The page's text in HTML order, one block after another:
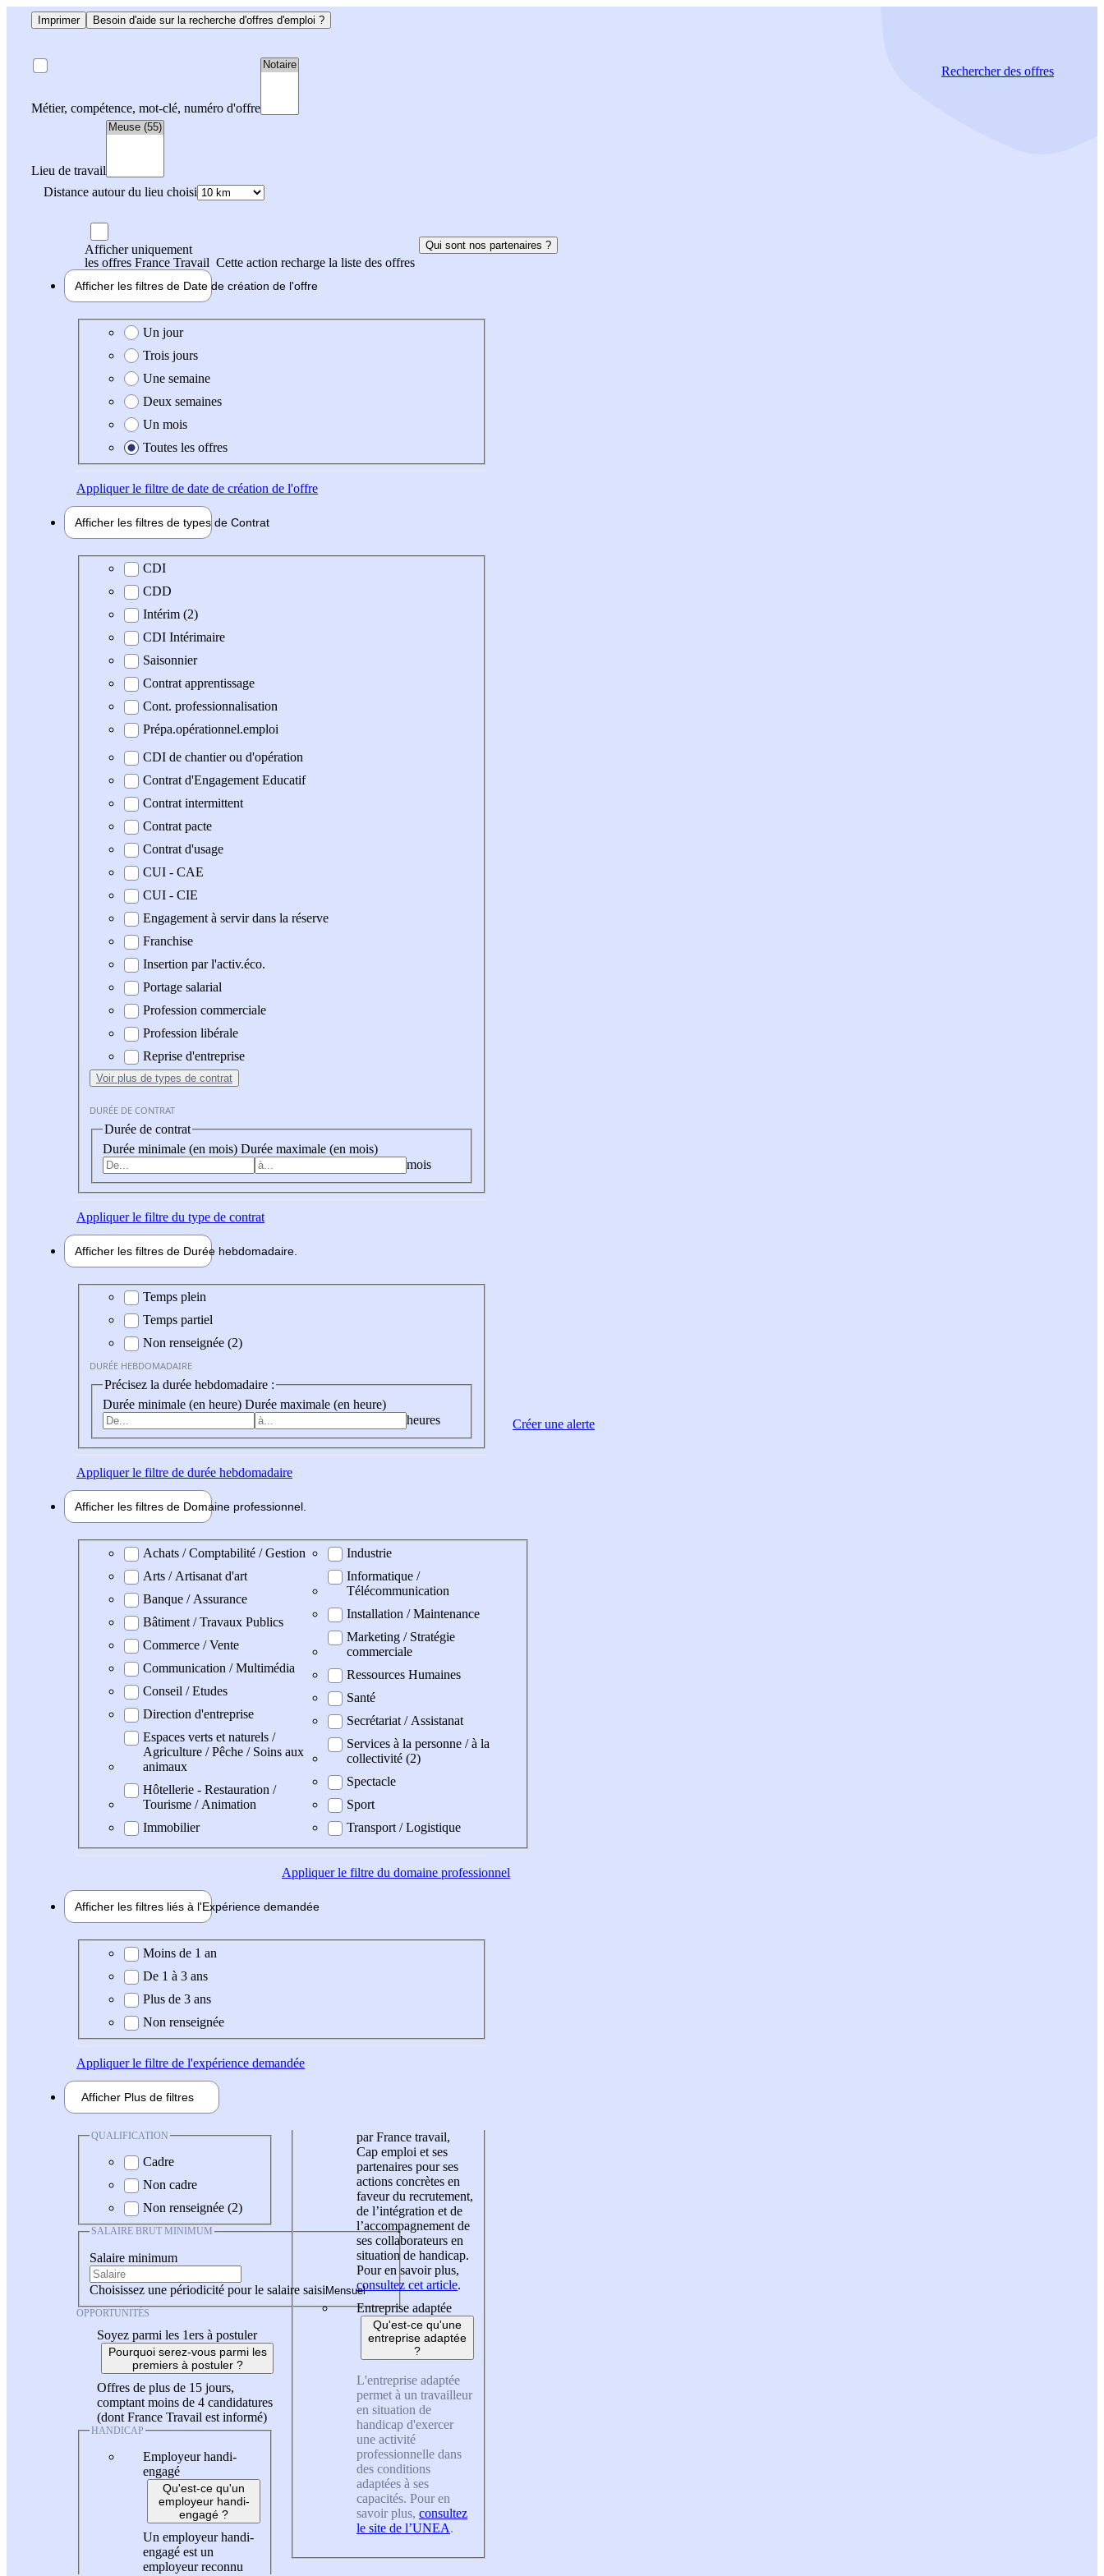
Imprimer Besoin d'aide sur la recherche d'offres d'emploi ?
Métier, compétence, mot-clé, numéro d'offre
Lieu de travail
Distance autour du lieu choisi
Rechercherdes offres
Afficher uniquement
les offres France Travail Cette action recharge la liste des offres
Qui sont nos partenaires ?
Afficher les filtres de Date de création de l'offre
Date de création de l'offre
Un jour
Trois jours
Une semaine
Deux semaines
Un mois
Toutes les offres
Appliquerle filtre de date de création de l'offre
Afficher les filtres de types de Contrat
Type de contrat
CDI
CDD
Intérim (2)
CDI Intérimaire
Saisonnier
Contrat apprentissage
Cont. professionnalisation
Prépa.opérationnel.emploi
CDI de chantier ou d'opération
Contrat d'Engagement Educatif
Contrat intermittent
Contrat pacte
Contrat d'usage
CUI - CAE
CUI - CIE
Engagement à servir dans la réserve
Franchise
Insertion par l'activ.éco.
Portage salarial
Profession commerciale
Profession libérale
Reprise d'entreprise
Voir plus de types de contrat
DURÉE DE CONTRAT
Durée de contrat
Durée minimale (en mois) Durée maximale (en mois)
mois
Appliquerle filtre du type de contrat
Afficher les filtres de Durée hebdomadaire
Durée hebdomadaire
Temps plein
Temps partiel
Non renseignée (2)
DURÉE HEBDOMADAIRE
Précisez la durée hebdomadaire :
Durée minimale (en heure) Durée maximale (en heure)
heures
Appliquerle filtre de durée hebdomadaire
Afficher les filtres de Domaine professionnel
Domaine professionel
Achats / Comptabilité / Gestion
Arts / Artisanat d'art
Banque / Assurance
Bâtiment / Travaux Publics
Commerce / Vente
Communication / Multimédia
Conseil / Etudes
Direction d'entreprise
Espaces verts et naturels /
Agriculture / Pêche / Soins aux
animaux
Hôtellerie - Restauration /
Tourisme / Animation
Immobilier
Industrie
Informatique /
Télécommunication
Installation / Maintenance
Marketing / Stratégie
commerciale
Ressources Humaines
Santé
Secrétariat / Assistanat
Services à la personne / à la
collectivité (2)
Spectacle
Sport
Transport / Logistique
Appliquerle filtre du domaine professionnel
Afficher les filtres liés à l'Expérience demandée
Expérience demandée
Moins de 1 an
De 1 à 3 ans
Plus de 3 ans
Non renseignée
Appliquerle filtre de l'expérience demandée
Afficher Plus de filtres
QUALIFICATION
Cadre
Non cadre
Non renseignée (2)
SALAIRE BRUT MINIMUM
Salaire minimum
Choisissez une périodicité pour le salaire saisi
OPPORTUNITÉS
Soyez parmi les 1ers à postuler
Pourquoi serez-vous parmi les
premiers à postuler ?
Offres de plus de 15 jours,
comptant moins de 4 candidatures
(dont France Travail est informé)
HANDICAP
Employeur handi-
engagé
Qu'est-ce qu'un
employeur handi-
engagé ?
Un employeur handi-
engagé est un
employeur reconnu
par France travail,
Cap emploi et ses
partenaires pour ses
actions concrètes en
faveur du recrutement,
de l’intégration et de
l’accompagnement de
ses collaborateurs en
situation de handicap.
Pour en savoir plus,
consultez cet article.
Entreprise adaptée
Qu'est-ce qu'une
entreprise adaptée
?
L'entreprise adaptée
permet à un travailleur
en situation de
handicap d'exercer
une activité
professionnelle dans
des conditions
adaptées à ses
capacités. Pour en
savoir plus, consultez
le site de l’UNEA.
Créer une alerte